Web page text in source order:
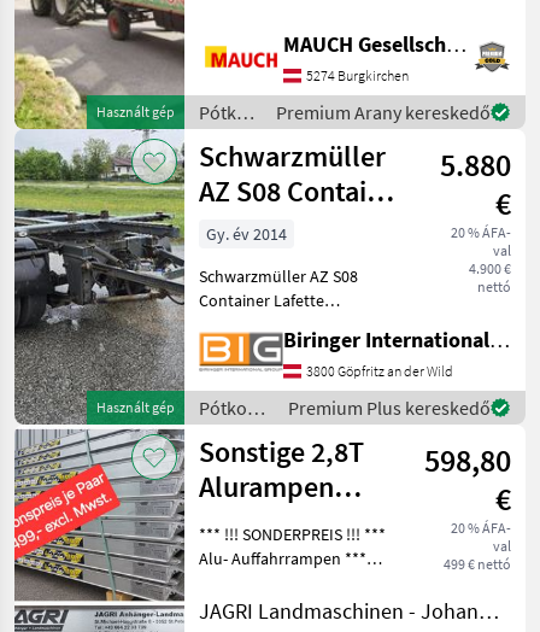
Használt gép
kérdésére. Hogy elegendő
időt tudjak Önre szánni,
kérjük, vegye fel velem a
kapc
MAUCH Gesellschaft m.b.H. & Co.KG
5274 Burgkirchen
Pótkocsik
/
Sonstige
Premium Arany kereskedő
Használt gép
Schwarzmüller
AZ S08 Container
Lafette
5.880
€
20 % ÁFA-
val
4.900 €
nettó
Gy. év 2014
Schwarzmüller AZ S08
Container Lafette
Technische Daten: *
Eigengewicht: 2.600 kg *
Radstand: 2.150 mm *
hzGg.: 18.000 kg * hz.
Achslasten [2]: 9.00
Biringer International GmbH
3800 Göpfritz an der Wild
Pótkocsik
/
Schwarzmüller
Premium Plus kereskedő
Sonstige 2,8T
Alurampen
Auffahrschienen
Verladerampen
598,80
€
20 % ÁFA-
val
499 € nettó
*** !!! SONDERPREIS !!! ***
Alu- Auffahrrampen ***
Auffahrschienen ***
JAGRI Landmaschinen - Johannes Amesbichler